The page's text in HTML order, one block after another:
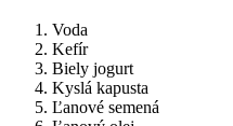
Voda
Kefír
Biely jogurt
Kyslá kapusta
Ľanové semená